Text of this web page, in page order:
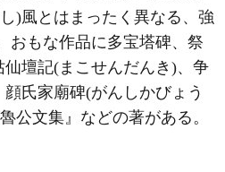
)風とはまったく異なる、強
おもな作品に多宝塔碑、祭
壇記(まこせんだんき)、争
氏家廟碑(がんしかびょう
公文集』などの著がある。